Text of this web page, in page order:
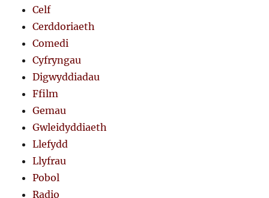
Celf
Cerddoriaeth
Comedi
Cyfryngau
Digwyddiadau
Ffilm
Gemau
Gwleidyddiaeth
Llefydd
Llyfrau
Pobol
Radio